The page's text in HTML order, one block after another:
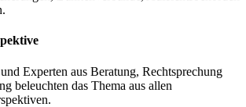
Experten aus Beratung, Rechtsprechung
beleuchten das Thema aus allen